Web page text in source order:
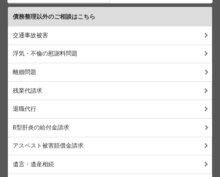
債務整理以外のご相談はこちら
交通事故被害
浮気・不倫の慰謝料問題
離婚問題
残業代請求
退職代行
B型肝炎の給付金請求
アスベスト被害賠償金請求
遺言・遺産相続